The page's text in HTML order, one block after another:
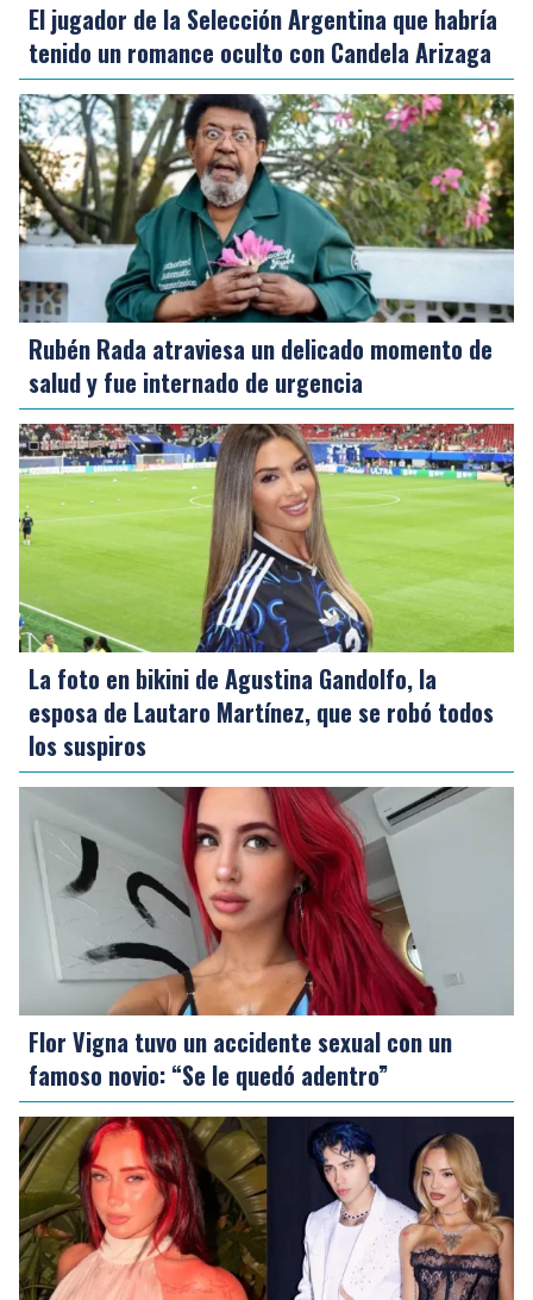
El jugador de la Selección Argentina que habría
tenido un romance oculto con Candela Arizaga
Rubén Rada atraviesa un delicado momento de
salud y fue internado de urgencia
La foto en bikini de Agustina Gandolfo, la
esposa de Lautaro Martínez, que se robó todos
los suspiros
Flor Vigna tuvo un accidente sexual con un
famoso novio: “Se le quedó adentro”